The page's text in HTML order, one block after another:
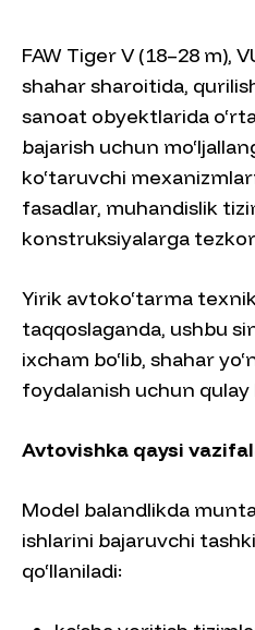
FAW Tiger V (18–28 m),
shahar sharoitida,
sanoat obyektlarida
bajarish uchun
ko‘taruvchi
fasadlar, muhandislik
konstruksiyalarga
Yirik avtoko‘tarma
taqqoslaganda, ushbu
ixcham bo‘lib, shahar
foydalanish uchun qulay
Avtovishka qaysi
Model balandlikda
ishlarini bajaruvchi
qo‘llaniladi: